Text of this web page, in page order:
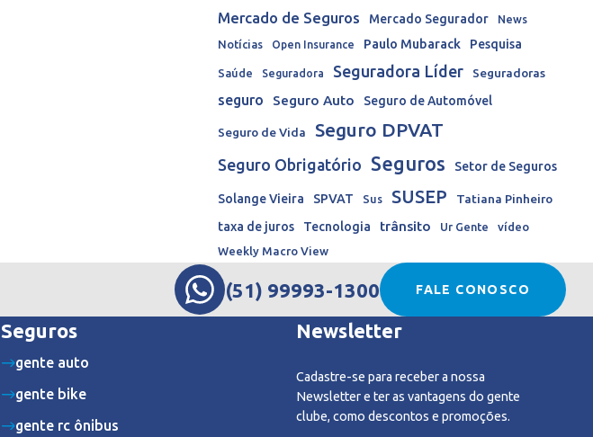
Mercado de Seguros
Mercado Segurador
News
Notícias
Open Insurance Paulo Mubarack Pesquisa
Saúde Seguradora Seguradora Líder Seguradoras
seguro Seguro Auto Seguro de Automóvel
Seguro de Vida Seguro DPVAT
Seguro Obrigatório Seguros Setor de Seguros
Solange Vieira SPVAT Sus SUSEP
Tatiana Pinheiro
taxa de juros
Tecnologia trânsito Ur Gente
vídeo
Weekly Macro View
(51) 99993-1300 FALE CONOSCO
Seguros
gente auto
gente bike
gente rc ônibus
Newsletter
Cadastre-se para receber a nossa
Newsletter e ter as vantagens do gente
clube, como descontos e promoções.